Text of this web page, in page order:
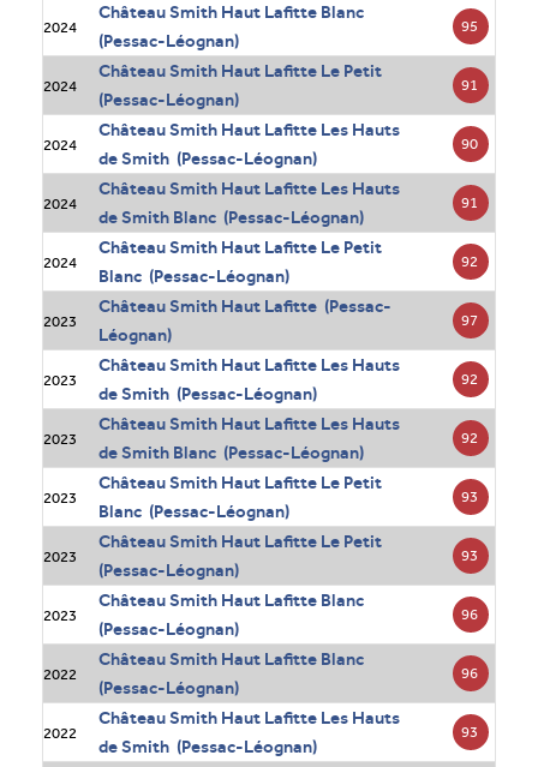
2024
Château Smith Haut Lafitte Blanc
(Pessac-Léognan)
95
2024
Château Smith Haut Lafitte Le Petit
(Pessac-Léognan)
91
2024
Château Smith Haut Lafitte Les Hauts
de Smith (Pessac-Léognan)
90
2024
Château Smith Haut Lafitte Les Hauts
de Smith Blanc (Pessac-Léognan)
91
2024
Château Smith Haut Lafitte Le Petit
Blanc (Pessac-Léognan)
92
2023
Château Smith Haut Lafitte (Pessac-
Léognan)
97
2023
Château Smith Haut Lafitte Les Hauts
de Smith (Pessac-Léognan)
92
2023
Château Smith Haut Lafitte Les Hauts
de Smith Blanc (Pessac-Léognan)
92
2023
Château Smith Haut Lafitte Le Petit
Blanc (Pessac-Léognan)
93
2023
Château Smith Haut Lafitte Le Petit
(Pessac-Léognan)
93
2023
Château Smith Haut Lafitte Blanc
(Pessac-Léognan)
96
2022
Château Smith Haut Lafitte Blanc
(Pessac-Léognan)
96
2022
Château Smith Haut Lafitte Les Hauts
de Smith (Pessac-Léognan)
93